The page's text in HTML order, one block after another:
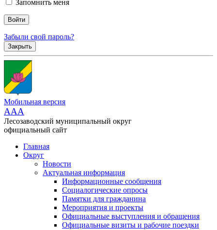
Запомнить меня
Забыли свой пароль?
Закрыть
Мобильная версия
AAA
Лесозаводский муниципальный округ
официальный сайт
Главная
Округ
Новости
Актуальная информация
Информационные сообщения
Социалогические опросы
Памятки для гражданина
Мероприятия и проекты
Официальные выступления и обращения
Официальные визиты и рабочие поездки